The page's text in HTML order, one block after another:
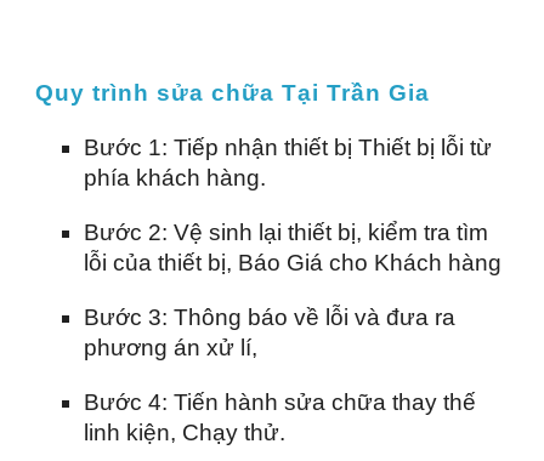
Quy trình sửa chữa Tại Trần Gia
Bước 1: Tiếp nhận thiết bị Thiết bị lỗi từ
phía khách hàng.
Bước 2: Vệ sinh lại thiết bị, kiểm tra tìm
lỗi của thiết bị, Báo Giá cho Khách hàng
Bước 3: Thông báo về lỗi và đưa ra
phương án xử lí,
Bước 4: Tiến hành sửa chữa thay thế
linh kiện, Chạy thử.